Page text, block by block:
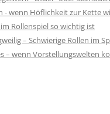
- wenn Höflichkeit zur Kette
Rollenspiel so wichtig ist
– Schwierige Rollen im
– wenn Vorstellungswelten